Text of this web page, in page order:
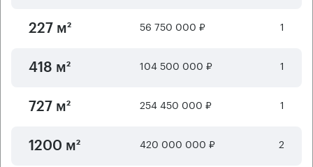
227 м² 56 750 000 ₽ 1
418 м² 104 500 000 ₽ 1
727 м² 254 450 000 ₽ 1
1200 м² 420 000 000 ₽ 2